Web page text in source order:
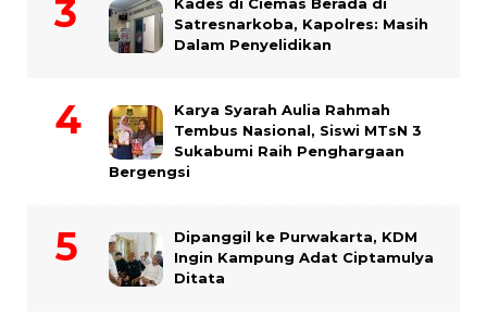
Satresnarkoba, Kapolres: Masih
Dalam Penyelidikan
Karya Syarah Aulia Rahmah
Tembus Nasional, Siswi MTsN 3
Sukabumi Raih Penghargaan
Bergengsi
Dipanggil ke Purwakarta, KDM
Ingin Kampung Adat Ciptamulya
Ditata